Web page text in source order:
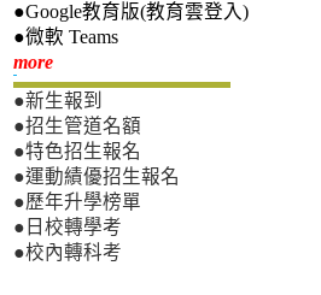
●Google教育版(教育雲登入)
●微軟 Teams
more新生專區
●新生報到
●招生管道名額
●特色招生報名
●運動績優招生報名
●歷年升學榜單
●日校轉學考
●校內轉科考